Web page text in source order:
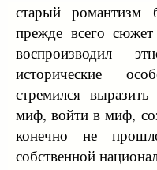
старый романтизм
прежде всего
воспроизводил
исторические
стремился
миф, войти в миф,
конечно не
собственной